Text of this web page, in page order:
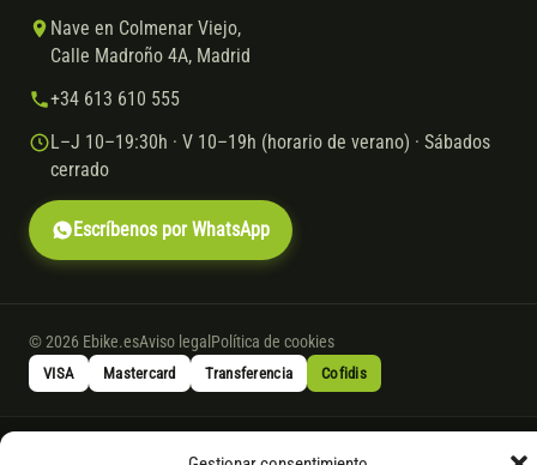
Nave en Colmenar Viejo,
Calle Madroño 4A, Madrid
+34 613 610 555
L–J 10–19:30h · V 10–19h (horario de verano) · Sábados
cerrado
Escríbenos por WhatsApp
© 2026 Ebike.esAviso legalPolítica de cookies
VISA Mastercard Transferencia Cofidis